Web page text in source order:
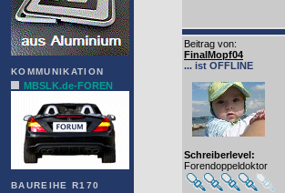
KOMMUNIKATION
MBSLK.de-FOREN
BAUREIHE R170
Beitrag von:
FinalMopf04
... ist OFFLINE
Schreiberlevel:
Forendoppeldoktor